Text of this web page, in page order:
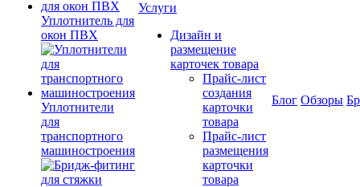
Уплотнитель для
окон ПВХ
Уплотнители
для
транспортного
машиностроения
Услуги
Дизайн и
размещение
карточек товара
Прайс-лист
создания
карточки
товара
Прайс-лист
размещения
карточки
товара
Блог Обзоры